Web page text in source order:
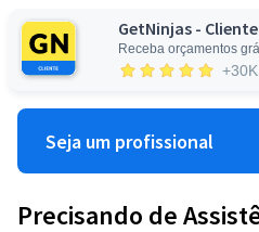
GetNinjas - Cliente
Receba orçamentos
+30K
Seja um profissional
Precisando de